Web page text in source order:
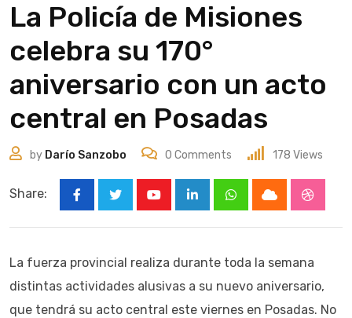
La Policía de Misiones
celebra su 170°
aniversario con un acto
central en Posadas
by Darío Sanzobo 0 Comments 178 Views
Share:
LinkedInWhatsappCloud
La fuerza provincial realiza durante toda la semana
distintas actividades alusivas a su nuevo aniversario,
que tendrá su acto central este viernes en Posadas. No